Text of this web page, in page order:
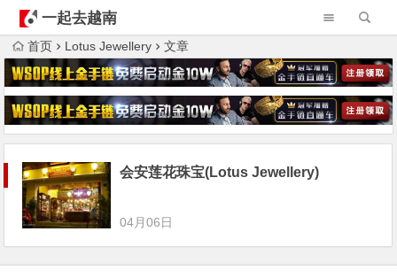
一起去越南
首页 Lotus Jewellery 文章
会安莲花珠宝(Lotus Jewellery)
04月06日